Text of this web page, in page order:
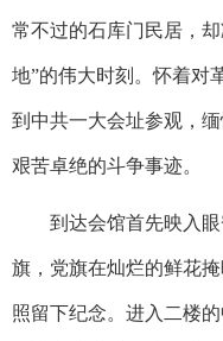
常不过的石库门民居，
地”的伟大时刻。怀着对
到中共一大会址参观，
艰苦卓绝的斗争事迹。
到达会馆首先映入
旗，党旗在灿烂的鲜花
照留下纪念。进入二楼